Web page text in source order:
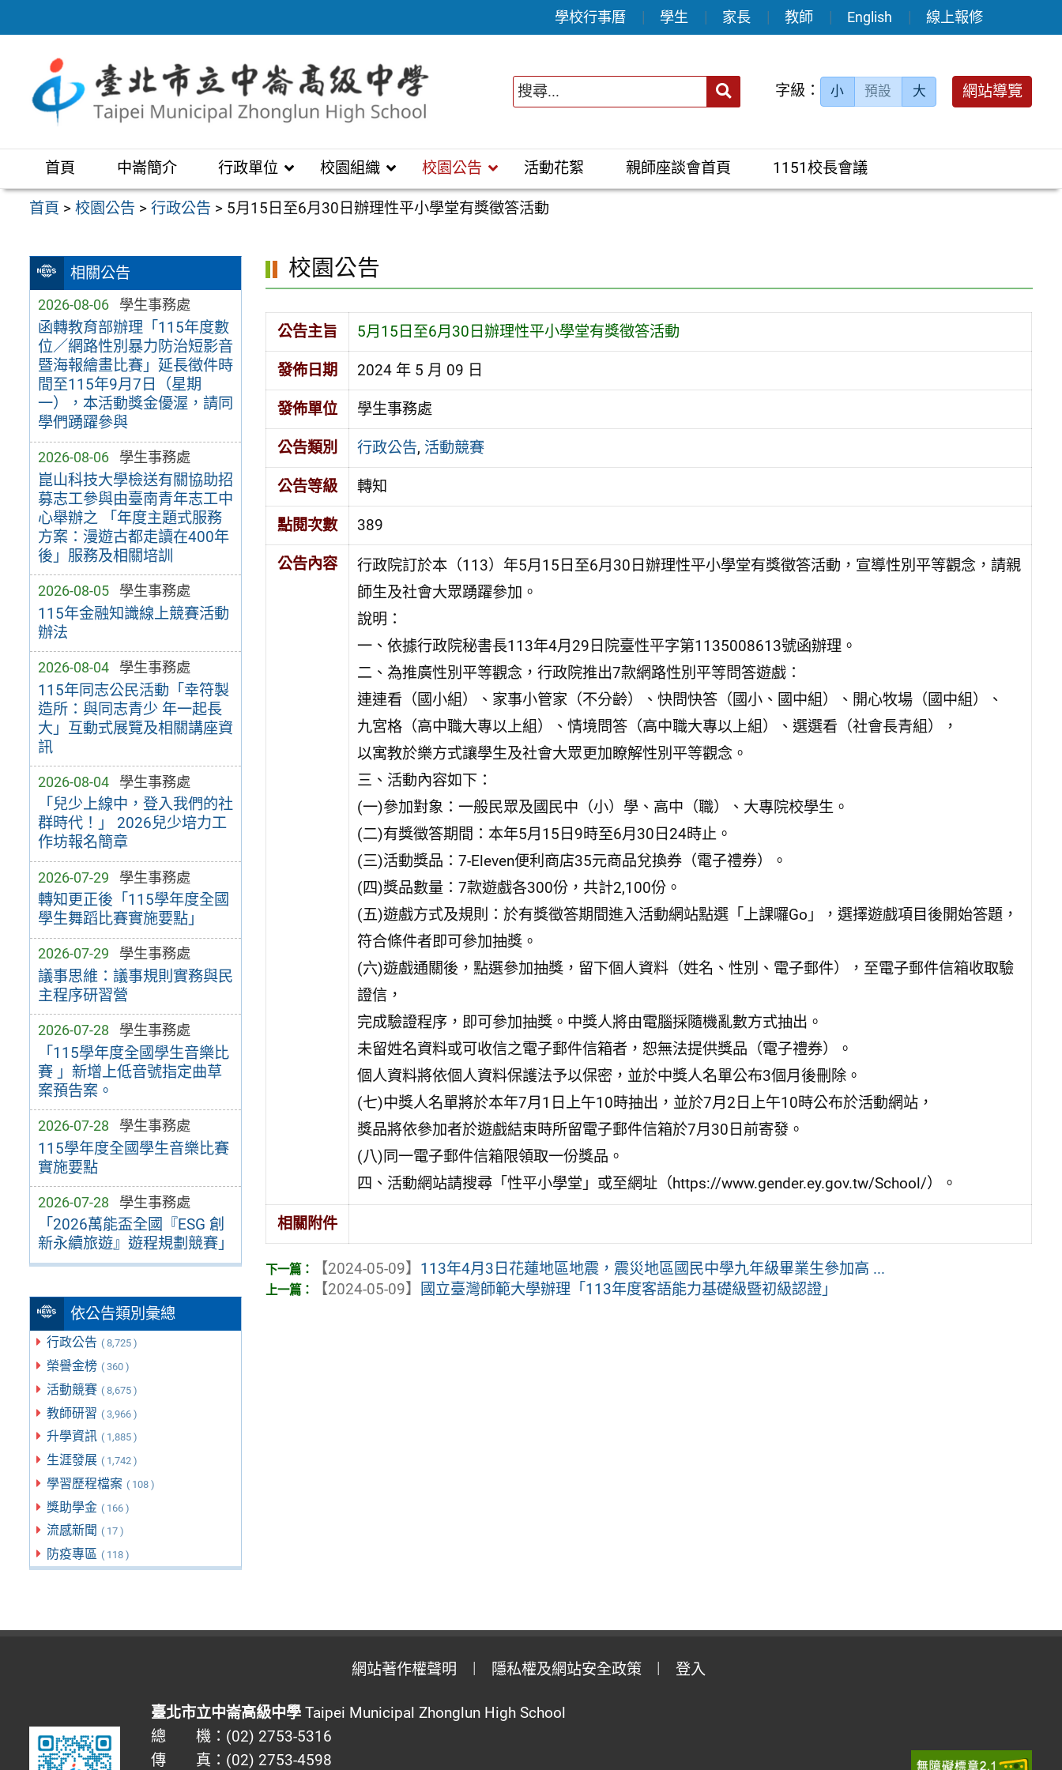
至
區
學校行事曆 學生 家長 教師 English 線上報修
送出 字級： 小 預設 大 網站導覽
首頁 中崙簡介 行政單位 校園組織 校園公告 活動花絮 親師座談會首頁 1151校長會議
首頁 >校園公告 >行政公告 > 5月15日至6月30日辦理性平小學堂有獎徵答活動
相關公告
2026-08-06 學生事務處
函轉教育部辦理「115年度數
位／網路性別暴力防治短影音
暨海報繪畫比賽」延長徵件時
間至115年9月7日（星期
一），本活動獎金優渥，請同
學們踴躍參與
2026-08-06 學生事務處
崑山科技大學檢送有關協助招
募志工參與由臺南青年志工中
心舉辦之 「年度主題式服務
方案：漫遊古都走讀在400年
後」服務及相關培訓
2026-08-05 學生事務處
115年金融知識線上競賽活動
辦法
2026-08-04 學生事務處
115年同志公民活動「幸符製
造所：與同志青少 年一起長
大」互動式展覽及相關講座資
訊
2026-08-04 學生事務處
「兒少上線中，登入我們的社
群時代！」 2026兒少培力工
作坊報名簡章
2026-07-29 學生事務處
轉知更正後「115學年度全國
學生舞蹈比賽實施要點」
2026-07-29 學生事務處
議事思維：議事規則實務與民
主程序研習營
2026-07-28 學生事務處
「115學年度全國學生音樂比
賽 」新增上低音號指定曲草
案預告案。
2026-07-28 學生事務處
115學年度全國學生音樂比賽
實施要點
2026-07-28 學生事務處
「2026萬能盃全國『ESG 創
新永續旅遊』遊程規劃競賽」
依公告類別彙總
行政公告 ( 8,725 )
榮譽金榜 ( 360 )
活動競賽 ( 8,675 )
教師研習 ( 3,966 )
升學資訊 ( 1,885 )
生涯發展 ( 1,742 )
學習歷程檔案 ( 108 )
獎助學金 ( 166 )
流感新聞 ( 17 )
防疫專區 ( 118 )
校園公告
公告主旨 5月15日至6月30日辦理性平小學堂有獎徵答活動
發佈日期 2024 年 5 月 09 日
發佈單位 學生事務處
公告類別 行政公告, 活動競賽
公告等級 轉知
點閱次數 389
公告內容
行政院訂於本（113）年5月15日至6月30日辦理性平小學堂有獎徵答活動，宣導性別平等觀念，請親
師生及社會大眾踴躍參加。
說明：
一、依據行政院秘書長113年4月29日院臺性平字第1135008613號函辦理。
二、為推廣性別平等觀念，行政院推出7款網路性別平等問答遊戲：
連連看（國小組）、家事小管家（不分齡）、快問快答（國小、國中組）、開心牧場（國中組）、
九宮格（高中職大專以上組）、情境問答（高中職大專以上組）、選選看（社會長青組），
以寓教於樂方式讓學生及社會大眾更加瞭解性別平等觀念。
三、活動內容如下：
(一)參加對象：一般民眾及國民中（小）學、高中（職）、大專院校學生。
(二)有獎徵答期間：本年5月15日9時至6月30日24時止。
(三)活動獎品：7-Eleven便利商店35元商品兌換券（電子禮券）。
(四)獎品數量：7款遊戲各300份，共計2,100份。
(五)遊戲方式及規則：於有獎徵答期間進入活動網站點選「上課囉Go」，選擇遊戲項目後開始答題，
符合條件者即可參加抽獎。
(六)遊戲通關後，點選參加抽獎，留下個人資料（姓名、性別、電子郵件），至電子郵件信箱收取驗
證信，
完成驗證程序，即可參加抽獎。中獎人將由電腦採隨機亂數方式抽出。
未留姓名資料或可收信之電子郵件信箱者，恕無法提供獎品（電子禮券）。
個人資料將依個人資料保護法予以保密，並於中獎人名單公布3個月後刪除。
(七)中獎人名單將於本年7月1日上午10時抽出，並於7月2日上午10時公布於活動網站，
獎品將依參加者於遊戲結束時所留電子郵件信箱於7月30日前寄發。
(八)同一電子郵件信箱限領取一份獎品。
四、活動網站請搜尋「性平小學堂」或至網址（https://www.gender.ey.gov.tw/School/）。
相關附件
【2024-05-09】 113年4月3日花蓮地區地震，震災地區國民中學九年級畢業生參加高 ...
【2024-05-09】
國立臺灣師範大學辦理「113年度客語能力基礎級暨初級認證」
網站著作權聲明 隱私權及網站安全政策 登入
臺北市立中崙高級中學Taipei Municipal Zhonglun High School
總 機：(02) 2753-5316
傳 真：(02) 2753-4598